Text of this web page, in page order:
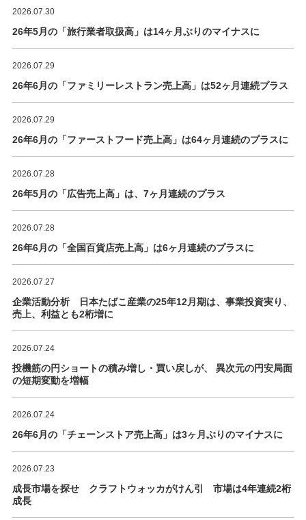
2026.07.30
26年5月の「旅行業者取扱高」は14ヶ月ぶりのマイナスに
2026.07.29
26年6月の「ファミリーレストラン売上高」は52ヶ月連続プラス
2026.07.29
26年6月の「ファーストフード売上高」は64ヶ月連続のプラスに
2026.07.28
26年5月の「広告売上高」は、7ヶ月連続のプラス
2026.07.28
26年6月の「全国百貨店売上高」は6ヶ月連続のプラスに
2026.07.27
企業活動分析 日本たばこ産業の25年12月期は、事業投資実り、
売上、利益とも2桁増に
2026.07.24
投機筋の円ショートの積み増し・買い戻しが、 異次元の円安局面
の短期変動を増幅
2026.07.24
26年6月の「チェーンストア売上高」は3ヶ月ぶりのマイナスに
2026.07.23
成長市場を探せ クラフトウォッカがけん引 市場は4年連続2桁
成長